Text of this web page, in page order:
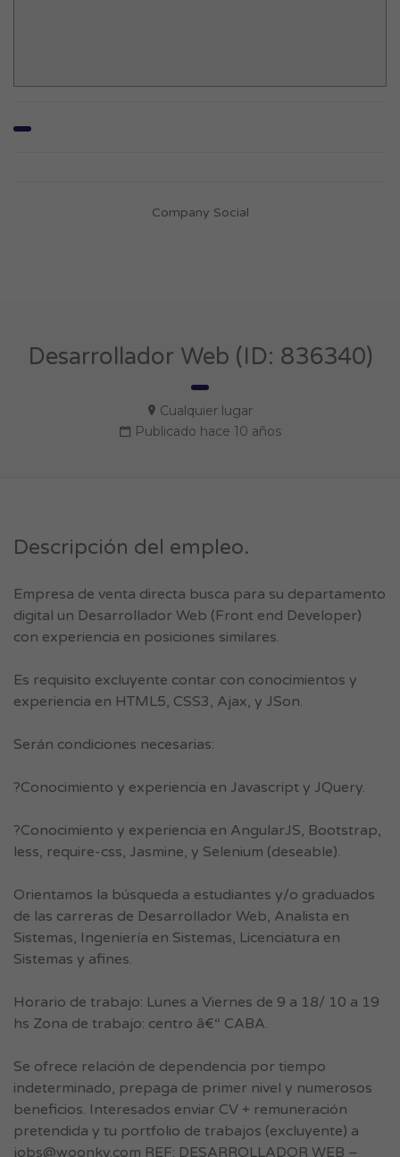
Company Social
Desarrollador Web (ID: 836340)
Cualquier lugar
Publicado hace 10 años
Descripción del empleo.
Empresa de venta directa busca para su departamento
digital un Desarrollador Web (Front end Developer)
con experiencia en posiciones similares.
Es requisito excluyente contar con conocimientos y
experiencia en HTML5, CSS3, Ajax, y JSon.
Serán condiciones necesarias:
?Conocimiento y experiencia en Javascript y JQuery.
?Conocimiento y experiencia en AngularJS, Bootstrap,
less, require-css, Jasmine, y Selenium (deseable).
Orientamos la búsqueda a estudiantes y/o graduados
de las carreras de Desarrollador Web, Analista en
Sistemas, Ingeniería en Sistemas, Licenciatura en
Sistemas y afines.
Horario de trabajo: Lunes a Viernes de 9 a 18/ 10 a 19
hs Zona de trabajo: centro â€“ CABA.
Se ofrece relación de dependencia por tiempo
indeterminado, prepaga de primer nivel y numerosos
beneficios. Interesados enviar CV + remuneración
pretendida y tu portfolio de trabajos (excluyente) a
jobs@woonky.com REF: DESARROLLADOR WEB –